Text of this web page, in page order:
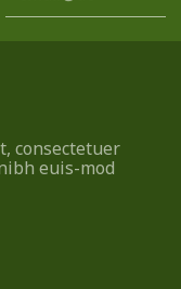
consectetuer
euis-mod